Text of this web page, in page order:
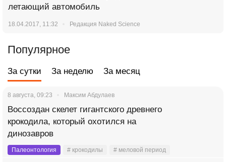
летающий автомобиль
18.04.2017, 11:32 Редакция Naked Science
Популярное
За сутки За неделю За месяц
8 августа, 09:23 Максим Абдулаев
Воссоздан скелет гигантского древнего
крокодила, который охотился на
динозавров
Палеонтология # крокодилы # меловой период